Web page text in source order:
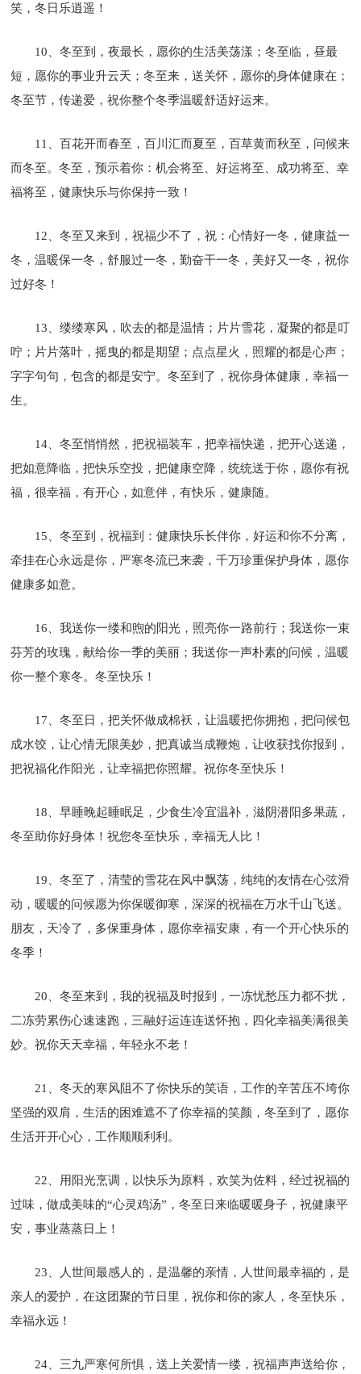
笑，冬日乐逍遥！
10、冬至到，夜最长，愿你的生活美荡漾；冬至临，昼最
短，愿你的事业升云天；冬至来，送关怀，愿你的身体健康在；
冬至节，传递爱，祝你整个冬季温暖舒适好运来。
11、百花开而春至，百川汇而夏至，百草黄而秋至，问候来
而冬至。冬至，预示着你：机会将至、好运将至、成功将至、幸
福将至，健康快乐与你保持一致！
12、冬至又来到，祝福少不了，祝：心情好一冬，健康益一
冬，温暖保一冬，舒服过一冬，勤奋干一冬，美好又一冬，祝你
过好冬！
13、缕缕寒风，吹去的都是温情；片片雪花，凝聚的都是叮
咛；片片落叶，摇曳的都是期望；点点星火，照耀的都是心声；
字字句句，包含的都是安宁。冬至到了，祝你身体健康，幸福一
生。
14、冬至悄悄然，把祝福装车，把幸福快递，把开心送递，
把如意降临，把快乐空投，把健康空降，统统送于你，愿你有祝
福，很幸福，有开心，如意伴，有快乐，健康随。
15、冬至到，祝福到：健康快乐长伴你，好运和你不分离，
牵挂在心永远是你，严寒冬流已来袭，千万珍重保护身体，愿你
健康多如意。
16、我送你一缕和煦的阳光，照亮你一路前行；我送你一束
芬芳的玫瑰，献给你一季的美丽；我送你一声朴素的问候，温暖
你一整个寒冬。冬至快乐！
17、冬至日，把关怀做成棉袄，让温暖把你拥抱，把问候包
成水饺，让心情无限美妙，把真诚当成鞭炮，让收获找你报到，
把祝福化作阳光，让幸福把你照耀。祝你冬至快乐！
18、早睡晚起睡眠足，少食生冷宜温补，滋阴潜阳多果蔬，
冬至助你好身体！祝您冬至快乐，幸福无人比！
19、冬至了，清莹的雪花在风中飘荡，纯纯的友情在心弦滑
动，暖暖的问候愿为你保暖御寒，深深的祝福在万水千山飞送。
朋友，天冷了，多保重身体，愿你幸福安康，有一个开心快乐的
冬季！
20、冬至来到，我的祝福及时报到，一冻忧愁压力都不扰，
二冻劳累伤心速速跑，三融好运连连送怀抱，四化幸福美满很美
妙。祝你天天幸福，年轻永不老！
21、冬天的寒风阻不了你快乐的笑语，工作的辛苦压不垮你
坚强的双肩，生活的困难遮不了你幸福的笑颜，冬至到了，愿你
生活开开心心，工作顺顺利利。
22、用阳光烹调，以快乐为原料，欢笑为佐料，经过祝福的
过味，做成美味的“心灵鸡汤”，冬至日来临暖暖身子，祝健康平
安，事业蒸蒸日上！
23、人世间最感人的，是温馨的亲情，人世间最幸福的，是
亲人的爱护，在这团聚的节日里，祝你和你的家人，冬至快乐，
幸福永远！
24、三九严寒何所惧，送上关爱情一缕，祝福声声送给你，